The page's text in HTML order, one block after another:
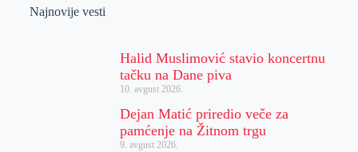
Najnovije vesti
Halid Muslimović stavio koncertnu
tačku na Dane piva
10. avgust 2026.
Dejan Matić priredio veče za
pamćenje na Žitnom trgu
9. avgust 2026.